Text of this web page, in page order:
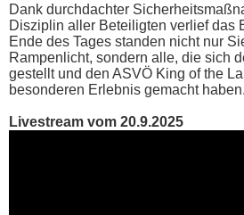
Dank durchdachter
Disziplin aller Beteiligten verlief das
Ende des Tages standen nicht nur
Rampenlicht, sondern alle, die sich
gestellt und den ASVÖ King of the
besonderen Erlebnis gemacht haben.
Livestream vom 20.9.2025